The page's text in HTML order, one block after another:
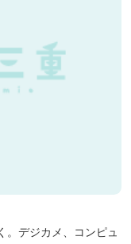
。デジカメ、コンピュ